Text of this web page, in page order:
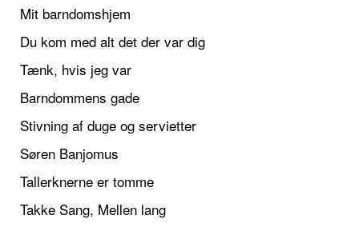
Mit barndomshjem
Du kom med alt det der var dig
Tænk, hvis jeg var
Barndommens gade
Stivning af duge og servietter
Søren Banjomus
Tallerknerne er tomme
Takke Sang, Mellen lang